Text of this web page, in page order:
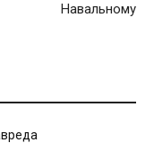
Навальному